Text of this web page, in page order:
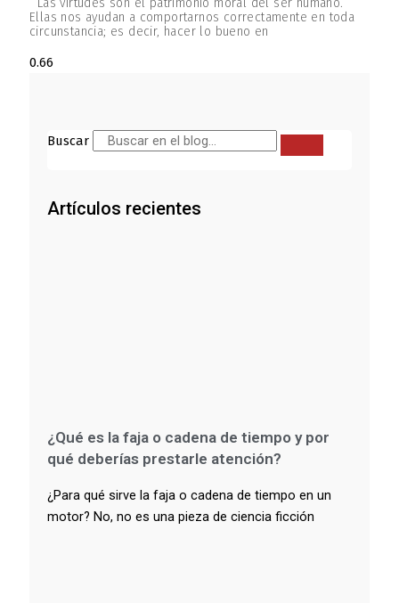
Ellas nos ayudan a comportarnos correctamente en toda
circunstancia; es decir, hacer lo bueno en
Buscar
Artículos recientes
¿Qué es la faja o cadena de tiempo y por
qué deberías prestarle atención?
¿Para qué sirve la faja o cadena de tiempo en un
motor? No, no es una pieza de ciencia ficción